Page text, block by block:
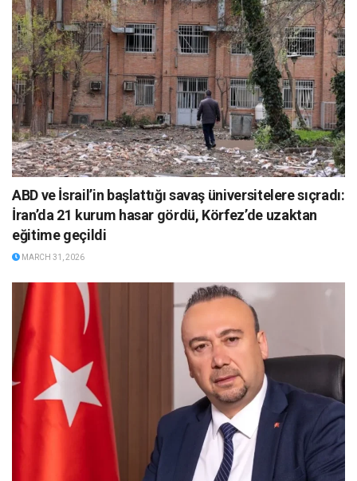
ABD ve İsrail’in başlattığı savaş üniversitelere sıçradı:
İran’da 21 kurum hasar gördü, Körfez’de uzaktan
eğitime geçildi
MARCH 31, 2026